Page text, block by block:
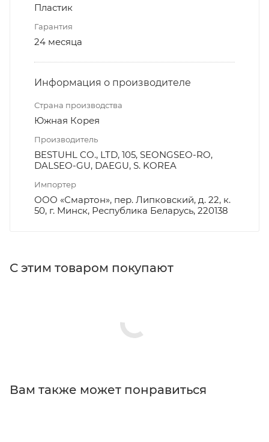
Пластик
Гарантия
24 месяца
Информация о производителе
Страна производства
Южная Корея
Производитель
BESTUHL CO., LTD, 105, SEONGSEO-RO,
DALSEO-GU, DAEGU, S. KOREA
Импортер
ООО «Смартон», пер. Липковский, д. 22, к.
50, г. Минск, Республика Беларусь, 220138
С этим товаром покупают
Вам также может понравиться